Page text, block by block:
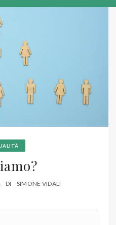
DI SIMONE VIDALI